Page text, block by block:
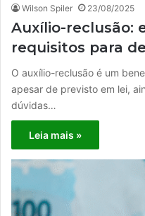
Wilson Spiler 23/08/2025
Auxílio-reclusão:
requisitos para
O auxílio-reclusão é um
apesar de previsto em lei,
dúvidas…
Leia mais »